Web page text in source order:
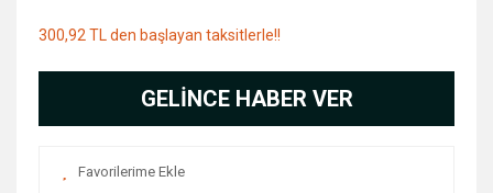
300,92 TL den başlayan taksitlerle!!
GELİNCE HABER VER